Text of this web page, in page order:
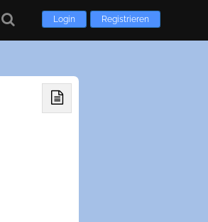
Login Registrieren